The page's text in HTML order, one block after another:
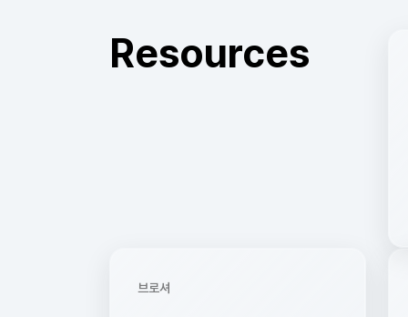
Resources
브로셔